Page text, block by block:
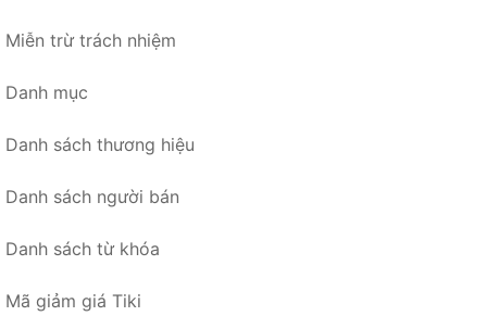
Miễn trừ trách nhiệm
Danh mục
Danh sách thương hiệu
Danh sách người bán
Danh sách từ khóa
Mã giảm giá Tiki